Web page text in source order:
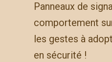
Panneaux de
comportement
les gestes à
en sécurité !